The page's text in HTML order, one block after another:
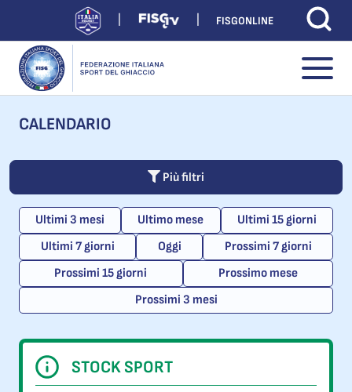
FISGONLINE
CALENDARIO
Più filtri
Ultimi 3 mesi Ultimo mese
Ultimi 15 giorni
Ultimi 7 giorni
Oggi
Prossimi 7 giorni
Prossimi 15 giorni
Prossimo mese
Prossimi 3 mesi
STOCK SPORT